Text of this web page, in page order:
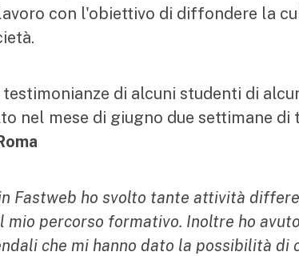
con l'obiettivo di diffondere la
testimonianze di alcuni studenti di
nel mese di giugno due settimane di
Fastweb ho svolto tante attività
percorso formativo. Inoltre ho
che mi hanno dato la possibilità di